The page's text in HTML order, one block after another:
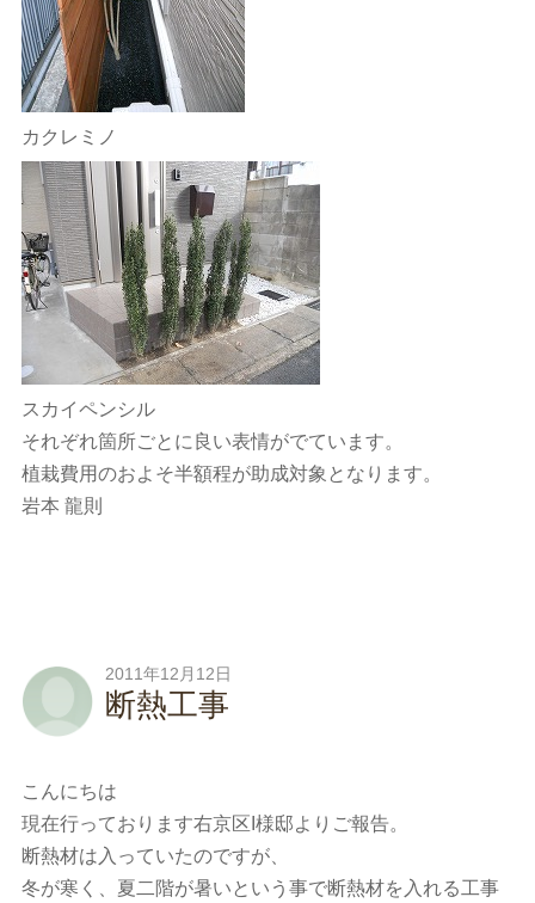
カクレミノ
スカイペンシル
それぞれ箇所ごとに良い表情がでています。
植栽費用のおよそ半額程が助成対象となります。
岩本 龍則
2011年12月12日
断熱工事
こんにちは
現在行っております右京区I様邸よりご報告。
断熱材は入っていたのですが、
冬が寒く、夏二階が暑いという事で断熱材を入れる工事